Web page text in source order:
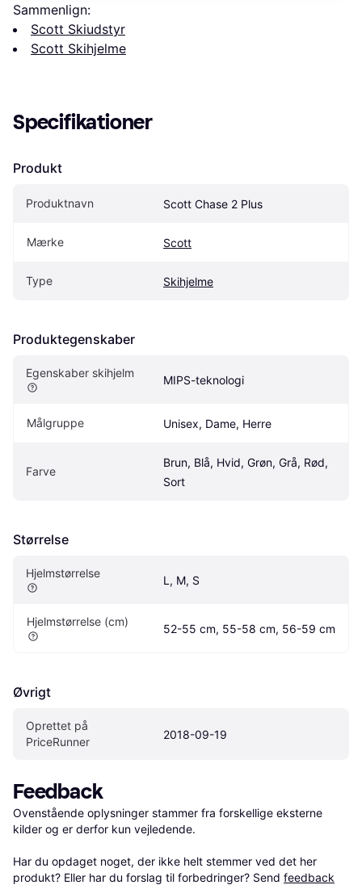
Sammenlign:
Scott Skiudstyr
Scott Skihjelme
Specifikationer
Produkt
Produktnavn Scott Chase 2 Plus
Mærke Scott
Type Skihjelme
Produktegenskaber
Egenskaber skihjelm
MIPS-teknologi
Målgruppe Unisex, Dame, Herre
Farve
Brun, Blå, Hvid, Grøn, Grå, Rød,
Sort
Størrelse
Hjelmstørrelse
L, M, S
Hjelmstørrelse (cm)
52-55 cm, 55-58 cm, 56-59 cm
Øvrigt
Oprettet på
PriceRunner
2018-09-19
Feedback
Ovenstående oplysninger stammer fra forskellige eksterne
kilder og er derfor kun vejledende.
Har du opdaget noget, der ikke helt stemmer ved det her
produkt? Eller har du forslag til forbedringer? Send feedback